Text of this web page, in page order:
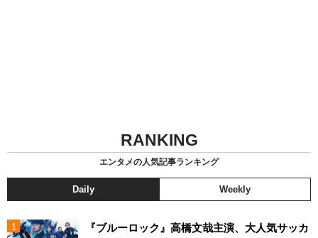
RANKING
エンタメの人気記事ランキング
Daily Weekly
『ブルーロック』高橋文哉主演、大人気サッカ